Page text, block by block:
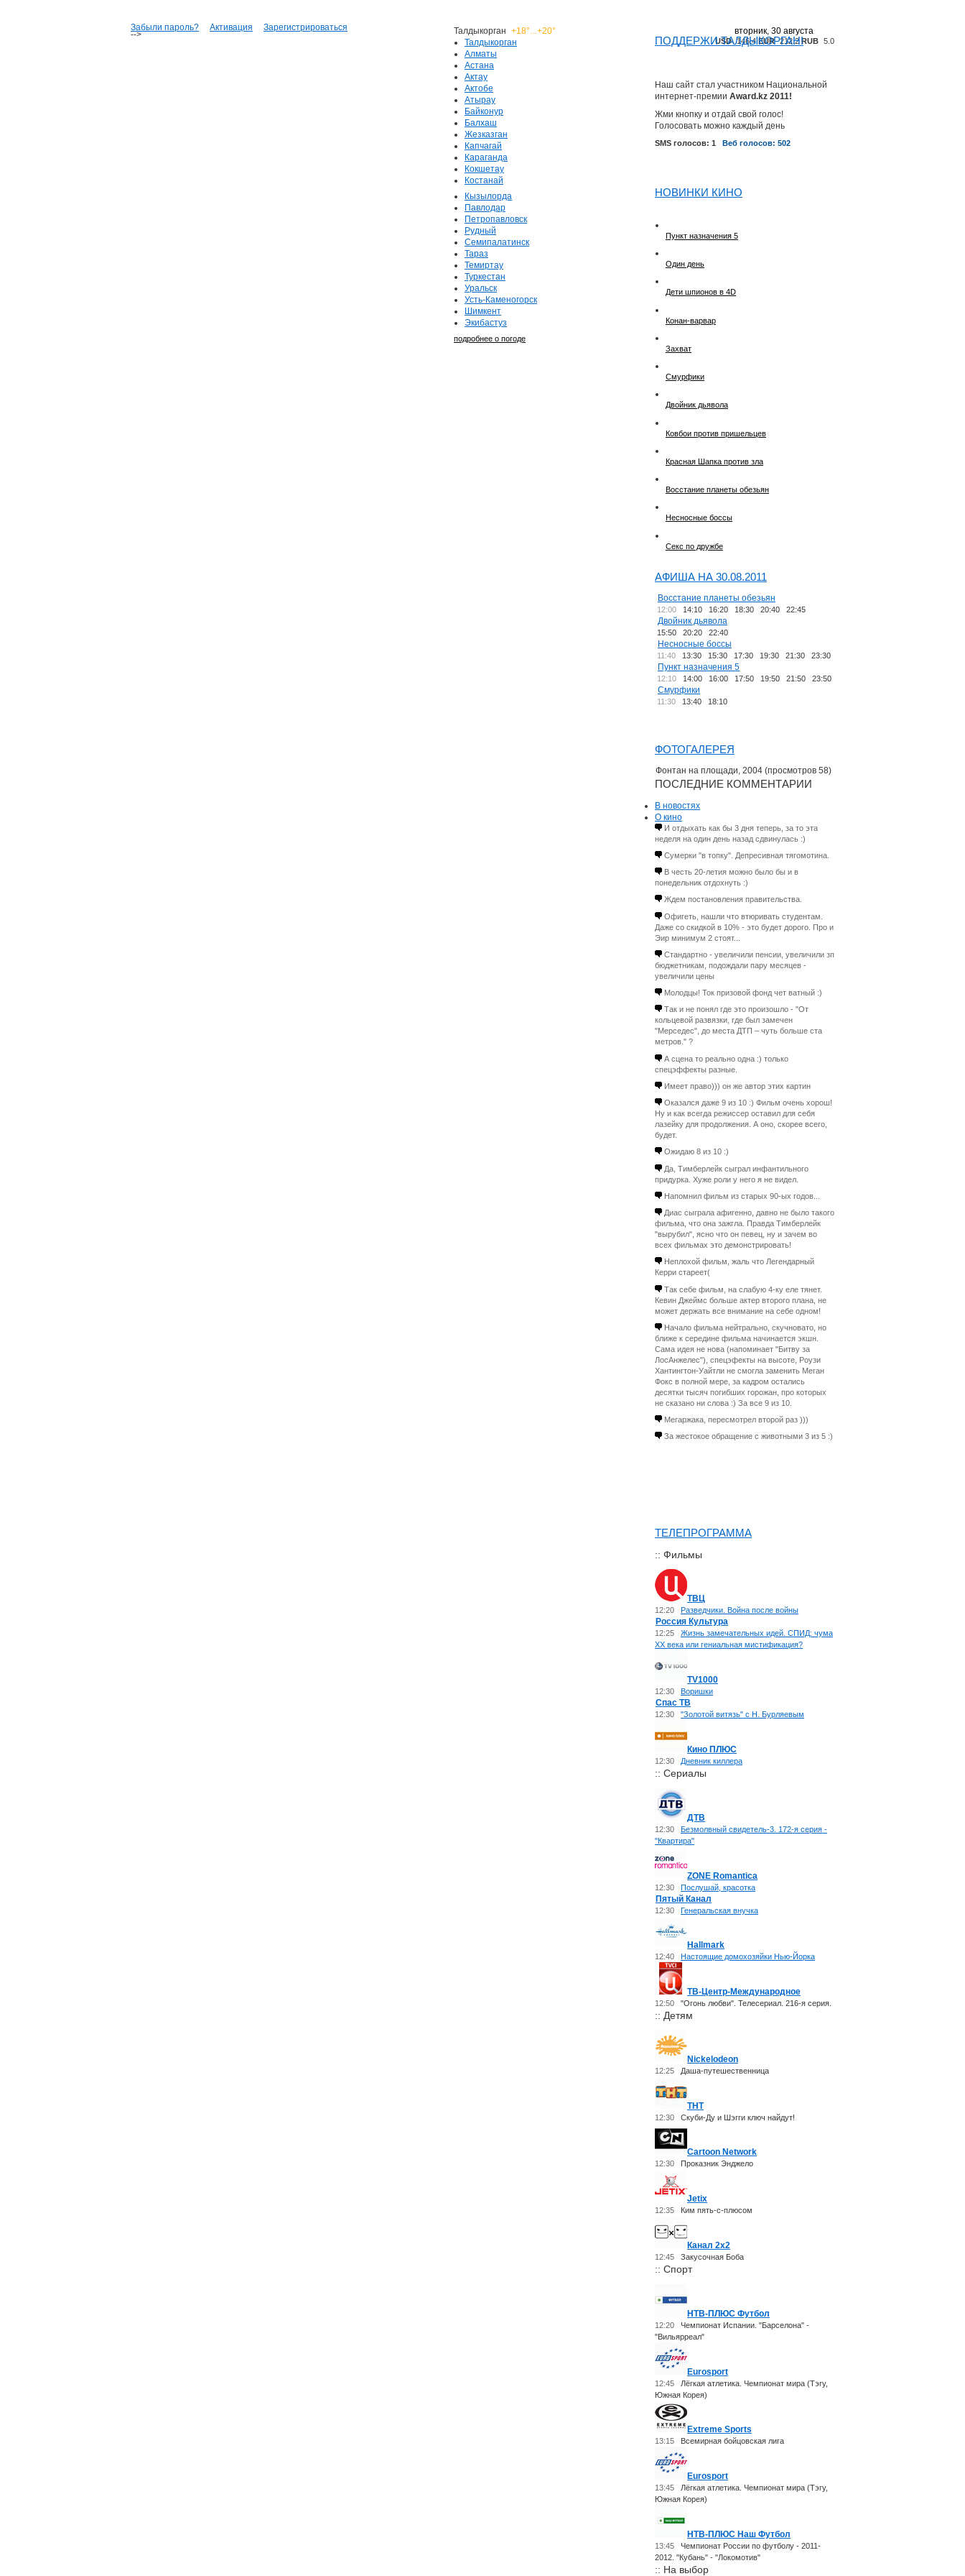
вторник, 30 августа
Талдыкорган +18°
+20°
Талдыкорган
Алматы
Астана
Актау
Актобе
Атырау
Байконур
Балхаш
Жезказган
Капчагай
Караганда
Кокшетау
Костанай
Кызылорда
Павлодар
Петропавловск
Рудный
Семипалатинск
Тараз
Темиртау
Туркестан
Уральск
Усть-Каменогорск
Шимкент
Экибастуз
подробнее о погоде
USD 146.4 EUR 212.2 RUB 5.0
Забыли пароль? Активация Зарегистрироваться
ПОДДЕРЖИ ТАЛДЫКОРГАН!
Наш сайт стал участником Национальной
интернет-премии Award.kz 2011!
Жми кнопку и отдай свой голос!
Голосовать можно каждый день
SMS голосов: 1 Веб голосов: 502
НОВИНКИ КИНО
Пункт назначения 5
Один день
Дети шпионов в 4D
Конан-варвар
Захват
Смурфики
Двойник дьявола
Ковбои против пришельцев
Красная Шапка против зла
Восстание планеты обезьян
Несносные боссы
Секс по дружбе
АФИША НА 30.08.2011
Восстание планеты обезьян
12:00 14:10 16:20 18:30 20:40 22:45
Двойник дьявола
15:50 20:20 22:40
Несносные боссы
11:40 13:30 15:30 17:30 19:30 21:30 23:30
Пункт назначения 5
12:10 14:00 16:00 17:50 19:50 21:50 23:50
Смурфики
11:30 13:40 18:10
ФОТОГАЛЕРЕЯ
Фонтан на площади, 2004 (просмотров 58)
ПОСЛЕДНИЕ КОММЕНТАРИИ
В новостях
О кино
И отдыхать как бы 3 дня теперь, за то эта
неделя на один день назад сдвинулась :)
Сумерки "в топку". Депресивная тягомотина.
В честь 20-летия можно было бы и в
понедельник отдохнуть :)
Ждем постановления правительства.
Офигеть, нашли что втюривать студентам.
Даже со скидкой в 10% - это будет дорого. Про и
Эир минимум 2 стоят...
Стандартно - увеличили пенсии, увеличили зп
бюджетникам, подождали пару месяцев -
увеличили цены
Молодцы! Ток призовой фонд чет ватный :)
Так и не понял где это произошло - "От
кольцевой развязки, где был замечен
"Мерседес", до места ДТП – чуть больше ста
метров." ?
А сцена то реально одна :) только
спецэффекты разные.
Имеет право))) он же автор этих картин
Оказался даже 9 из 10 :) Фильм очень хорош!
Ну и как всегда режиссер оставил для себя
лазейку для продолжения. А оно, скорее всего,
будет.
Ожидаю 8 из 10 :)
Да, Тимберлейк сыграл инфантильного
придурка. Хуже роли у него я не видел.
Напомнил фильм из старых 90-ых годов...
Диас сыграла афигенно, давно не было такого
фильма, что она зажгла. Правда Тимберлейк
"вырубил", ясно что он певец, ну и зачем во
всех фильмах это демонстрировать!
Неплохой фильм, жаль что Легендарный
Керри стареет(
Так себе фильм, на слабую 4-ку еле тянет.
Кевин Джеймс больше актер второго плана, не
может держать все внимание на себе одном!
Начало фильма нейтрально, скучновато, но
ближе к середине фильма начинается экшн.
Сама идея не нова (напоминает "Битву за
ЛосАнжелес"), спецэфекты на высоте, Роузи
Хантингтон-Уайтли не смогла заменить Меган
Фокс в полной мере, за кадром остались
десятки тысяч погибших горожан, про которых
не сказано ни слова :) За все 9 из 10.
Мегаржака, пересмотрел второй раз )))
За жестокое обращение с животными 3 из 5 :)
ТЕЛЕПРОГРАММА
:: Фильмы
ТВЦ
12:20 Разведчики. Война после войны
Россия Культура
12:25
Жизнь замечательных идей. СПИД: чума
ХХ века или гениальная мистификация?
TV1000
12:30 Воришки
Спас ТВ
12:30 "Золотой витязь" с Н. Бурляевым
Кино ПЛЮС
12:30 Дневник киллера
:: Сериалы
ДТВ
12:30
Безмолвный свидетель-3. 172-я серия -
"Квартира"
ZONE Romantica
12:30 Послушай, красотка
Пятый Канал
12:30 Генеральская внучка
Hallmark
12:40 Настоящие домохозяйки Нью-Йорка
ТВ-Центр-Международное
12:50 "Огонь любви". Телесериал. 216-я серия.
:: Детям
Nickelodeon
12:25 Даша-путешественница
ТНТ
12:30 Скуби-Ду и Шэгги ключ найдут!
Cartoon Network
12:30 Проказник Энджело
Jetix
12:35 Ким пять-с-плюсом
Канал 2x2
12:45 Закусочная Боба
:: Спорт
НТВ-ПЛЮС Футбол
12:20
Чемпионат Испании. "Барселона" -
"Вильярреал"
Eurosport
12:45
Лёгкая атлетика. Чемпионат мира (Тэгу,
Южная Корея)
Extreme Sports
13:15 Всемирная бойцовская лига
Eurosport
13:45
Лёгкая атлетика. Чемпионат мира (Тэгу,
Южная Корея)
НТВ-ПЛЮС Наш Футбол
13:45
Чемпионат России по футболу - 2011-
2012. "Кубань" - "Локомотив"
:: На выбор
-->